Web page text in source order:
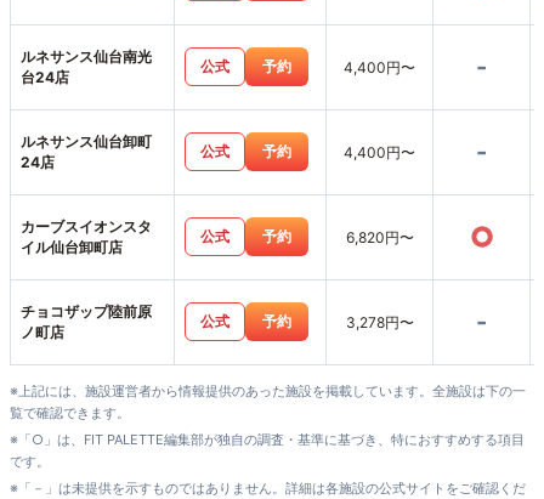
ルネサンス仙台南光
台24店
公式 予約 4,400円〜 -
ルネサンス仙台卸町
24店
公式 予約 4,400円〜 -
カーブスイオンスタ
イル仙台卸町店
公式 予約 6,820円〜 ○
チョコザップ陸前原
ノ町店
公式 予約 3,278円〜 -
※上記には、施設運営者から情報提供のあった施設を掲載しています。全施設は下の一
覧で確認できます。
※「○」は、FIT PALETTE編集部が独自の調査・基準に基づき、特におすすめする項目
です。
※「－」は未提供を示すものではありません。詳細は各施設の公式サイトをご確認くだ